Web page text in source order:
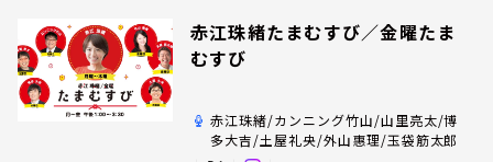
赤江珠緒たまむすび／金曜たま
むすび
赤江珠緒/カンニング竹山/山里亮太/博
多大吉/土屋礼央/外山惠理/玉袋筋太郎